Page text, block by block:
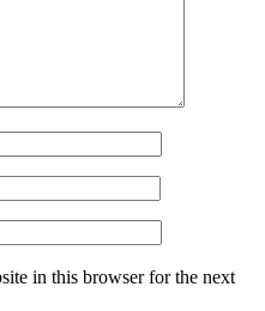
in this browser for the next